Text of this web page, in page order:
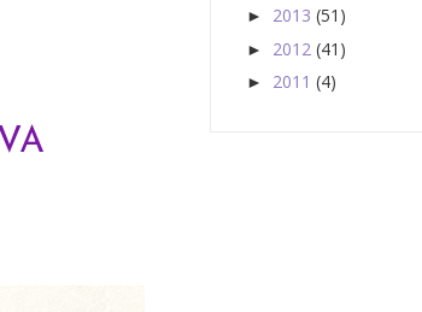
► 2013 (51)
► 2012 (41)
► 2011 (4)